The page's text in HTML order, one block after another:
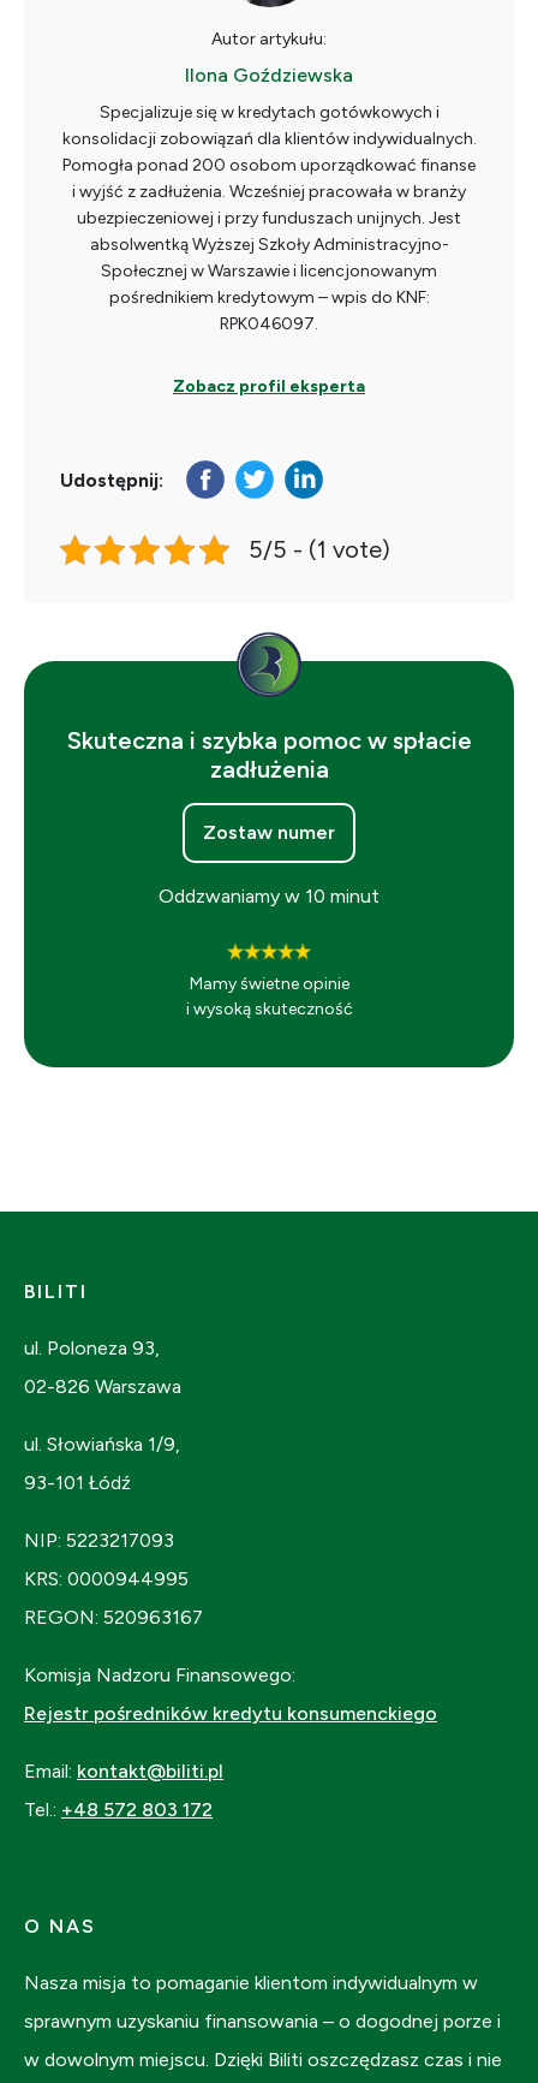
Autor artykułu:
Ilona Goździewska
Specjalizuje się w kredytach gotówkowych i
konsolidacji zobowiązań dla klientów indywidualnych.
Pomogła ponad 200 osobom uporządkować finanse
i wyjść z zadłużenia. Wcześniej pracowała w branży
ubezpieczeniowej i przy funduszach unijnych. Jest
absolwentką Wyższej Szkoły Administracyjno-
Społecznej w Warszawie i licencjonowanym
pośrednikiem kredytowym – wpis do KNF:
RPK046097.
Zobacz profil eksperta
Udostępnij:
5/5 - (1 vote)
Skuteczna i szybka pomoc w spłacie
zadłużenia
Zostaw numer
Oddzwaniamy w 10 minut
Mamy świetne opinie
i wysoką skuteczność
BILITI
ul. Poloneza 93,
02-826 Warszawa
ul. Słowiańska 1/9,
93-101 Łódź
NIP: 5223217093
KRS: 0000944995
REGON: 520963167
Komisja Nadzoru Finansowego:
Rejestr pośredników kredytu konsumenckiego
Email: kontakt@biliti.pl
Tel.: +48 572 803 172
O NAS
Nasza misja to pomaganie klientom indywidualnym w
sprawnym uzyskaniu finansowania – o dogodnej porze i
w dowolnym miejscu. Dzięki Biliti oszczędzasz czas i nie